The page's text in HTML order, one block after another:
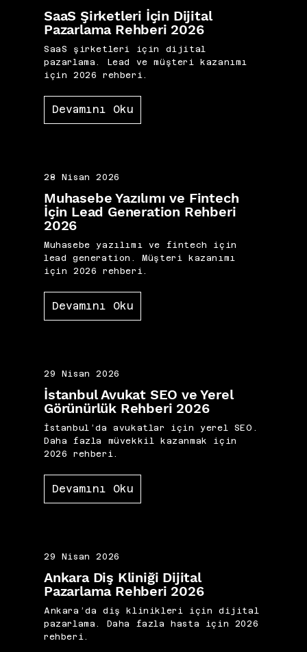
SaaS Şirketleri İçin Dijital
Pazarlama Rehberi 2026
SaaS şirketleri için dijital
pazarlama. Lead ve müşteri kazanımı
için 2026 rehberi.
Devamını Oku
28 Nisan 2026
Muhasebe Yazılımı ve Fintech
İçin Lead Generation Rehberi
2026
Muhasebe yazılımı ve fintech için
lead generation. Müşteri kazanımı
için 2026 rehberi.
Devamını Oku
29 Nisan 2026
İstanbul Avukat SEO ve Yerel
Görünürlük Rehberi 2026
İstanbul’da avukatlar için yerel SEO.
Daha fazla müvekkil kazanmak için
2026 rehberi.
Devamını Oku
29 Nisan 2026
Ankara Diş Kliniği Dijital
Pazarlama Rehberi 2026
Ankara’da diş klinikleri için dijital
pazarlama. Daha fazla hasta için 2026
rehberi.